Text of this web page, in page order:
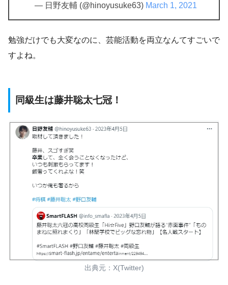
— 日野友輔 (@hinoyusuke63) March 1, 2021
勉強だけでも大変なのに、芸能活動を両立なんてすごいで
すよね。
同級生は藤井聡太七冠！
出典元：X(Twitter)